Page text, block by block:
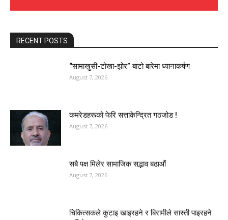
RECENT POSTS
“सामाखुसी-टोखा-झोर” बाटो बारेमा ध्यानाकर्षण
August 7, 2026
कमरेडहरूको फेरि सत्ताकेन्द्रित गठजोड !
August 7, 2026
सबै पक्ष मिलेर सामाजिक सद्भाव बढाऔं
August 7, 2026
चिकित्सकले कुटाइ खाइरहने र बिरामीले सास्ती पाइरहने